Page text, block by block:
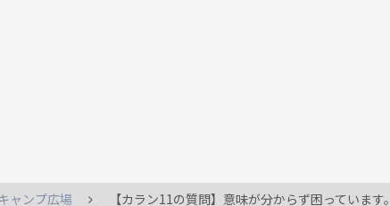
ャンプ広場 【カラン11の質問】意味が分からず困っています。 Do you find that troubles seldom come to you one at a time but in threes and fours?の意味がよく分かりません。「一度（の何らかのイベント）でひとつのトラブルもなくて、（何らかのイベントを）3回か4回すると